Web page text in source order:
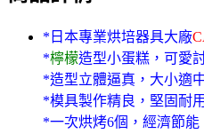
*日本專業烘培器具大廠
*檸檬造型小蛋糕，可愛
*造型立體逼真，大小適
*模具製作精良，堅固耐用
*一次烘烤6個，經濟節能